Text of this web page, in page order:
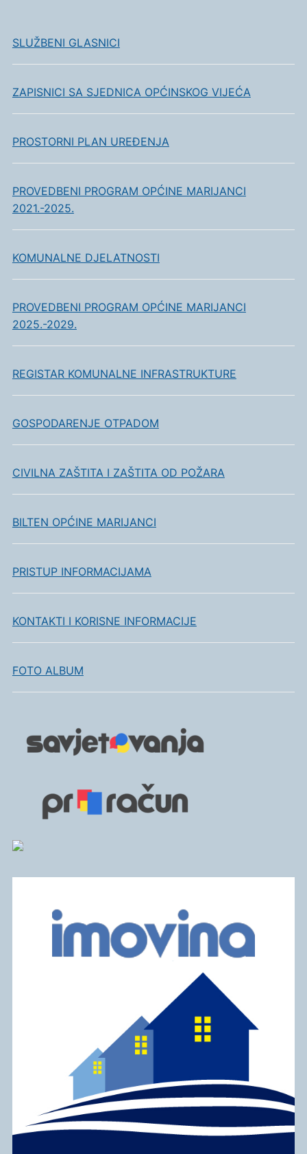
SLUŽBENI GLASNICI
ZAPISNICI SA SJEDNICA OPĆINSKOG VIJEĆA
PROSTORNI PLAN UREĐENJA
PROVEDBENI PROGRAM OPĆINE MARIJANCI
2021.-2025.
KOMUNALNE DJELATNOSTI
PROVEDBENI PROGRAM OPĆINE MARIJANCI
2025.-2029.
REGISTAR KOMUNALNE INFRASTRUKTURE
GOSPODARENJE OTPADOM
CIVILNA ZAŠTITA I ZAŠTITA OD POŽARA
BILTEN OPĆINE MARIJANCI
PRISTUP INFORMACIJAMA
KONTAKTI I KORISNE INFORMACIJE
FOTO ALBUM